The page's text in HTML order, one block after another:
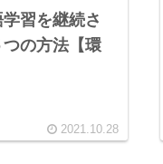
習を継続さ
の方法【環
2021.10.28